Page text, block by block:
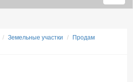
Земельные участки
Продам